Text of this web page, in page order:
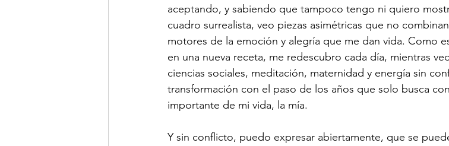
aceptando, y sabiendo que tampoco tengo ni quiero
cuadro surrealista, veo piezas asimétricas que no
motores de la emoción y alegría que me dan vida. Como
en una nueva receta, me redescubro cada día, mientras
ciencias sociales, meditación, maternidad y energía sin
transformación con el paso de los años que solo busca
importante de mi vida, la mía.
Y sin conflicto, puedo expresar abiertamente, que se